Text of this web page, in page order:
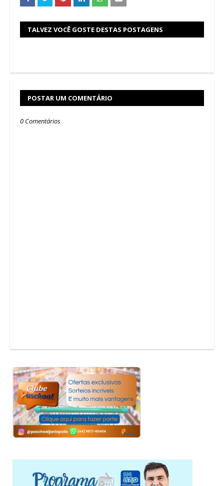
TALVEZ VOCÊ GOSTE DESTAS POSTAGENS
POSTAR UM COMENTÁRIO
0 Comentários